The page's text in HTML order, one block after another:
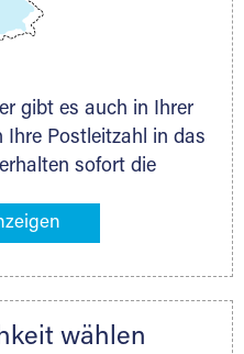
gibt es auch in Ihrer
Ihre Postleitzahl in das
sofort die
Nähe. An zahlreichen
es Extraraum noch
und besprechen alles
wählen